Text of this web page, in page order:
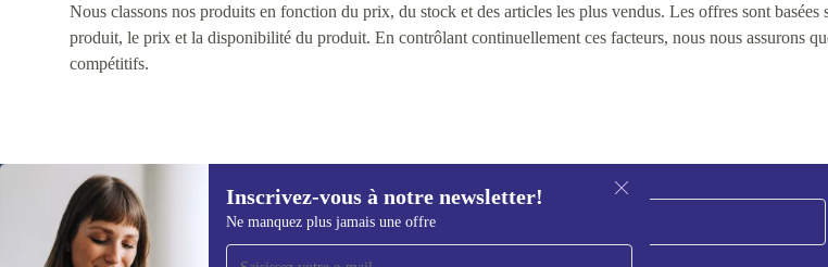
Nous classons nos produits en fonction du prix, du stock et des articles les plus vendus. Les offres sont
produit, le prix et la disponibilité du produit. En contrôlant continuellement ces facteurs, nous nous assurons
compétitifs.
Inscrivez-vous à notre newsletter!
Ne manquez plus jamais une offre
Recevoir offres et infos de